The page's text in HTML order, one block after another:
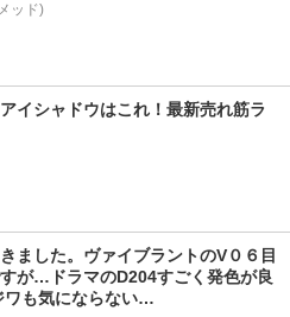
ッド)
イシャドウはこれ！最新売れ筋ラ
ました。ヴァイブラントのV０６目
が…ドラマのD204すごく発色が良
ワも気にならない…